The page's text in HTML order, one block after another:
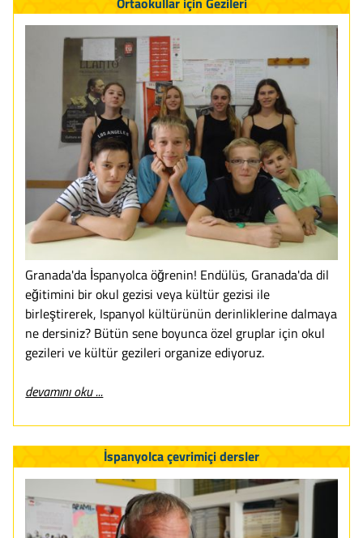
Granada'da İspanyolca öğrenin! Endülüs, Granada'da dil
eğitimini bir okul gezisi veya kültür gezisi ile
birleştirerek, Ispanyol kültürünün derinliklerine dalmaya
ne dersiniz? Bütün sene boyunca özel gruplar için okul
gezileri ve kültür gezileri organize ediyoruz.
devamını oku ...
İspanyolca çevrimiçi dersler